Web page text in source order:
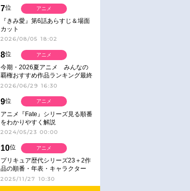
7位
『きみ愛』第6話あらすじ＆場面
カット
2026/08/05 18:02
アニメ
8位
今期・2026夏アニメ みんなの
覇権おすすめ作品ランキング最終
結果発表！
2026/06/29 16:30
アニメ
9位
アニメ『Fate』シリーズ見る順番
をわかりやすく解説
2024/05/23 00:00
アニメ
10位
プリキュア歴代シリーズ23＋2作
品の順番・年表・キャラクター
【2025年版】
2025/11/27 10:30
アニメ